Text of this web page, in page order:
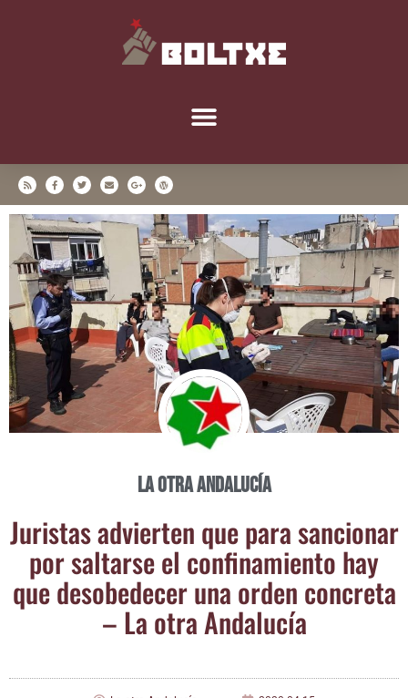
La otra Andalucía
Juris­tas advier­ten que para san­cio­nar
por sal­tar­se el con­fi­na­mien­to hay
que des­obe­de­cer una orden con­cre­ta
– La otra Andalucía